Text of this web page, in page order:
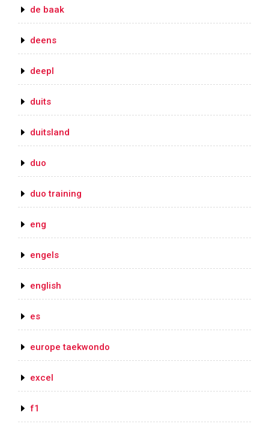
de baak
deens
deepl
duits
duitsland
duo
duo training
eng
engels
english
es
europe taekwondo
excel
f1